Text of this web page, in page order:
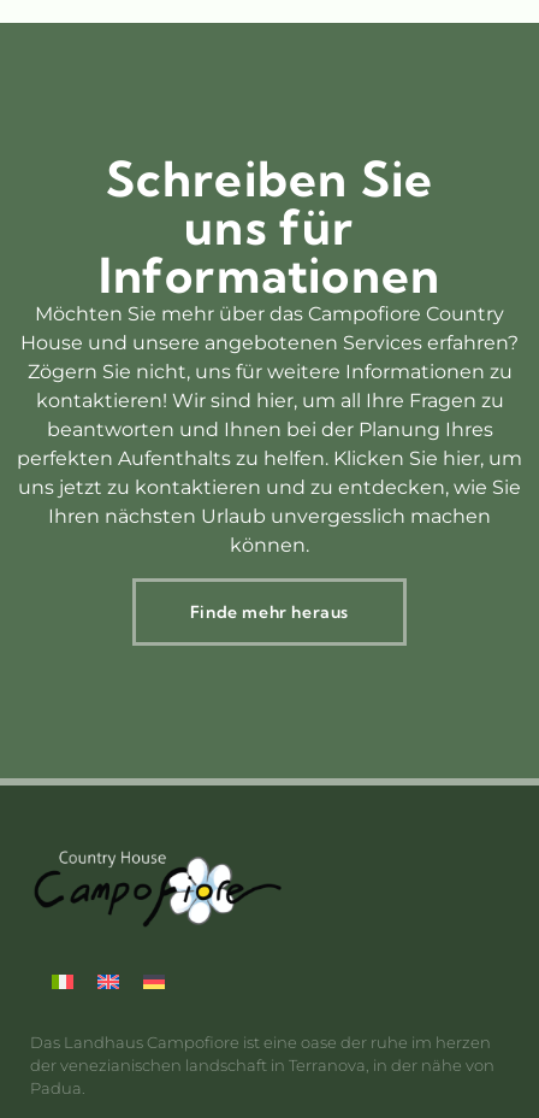
Schreiben Sie
uns für
Informationen
Möchten Sie mehr über das Campofiore Country
House und unsere angebotenen Services erfahren?
Zögern Sie nicht, uns für weitere Informationen zu
kontaktieren! Wir sind hier, um all Ihre Fragen zu
beantworten und Ihnen bei der Planung Ihres
perfekten Aufenthalts zu helfen. Klicken Sie hier, um
uns jetzt zu kontaktieren und zu entdecken, wie Sie
Ihren nächsten Urlaub unvergesslich machen
können.
Finde mehr heraus
Das Landhaus Campofiore ist eine oase der ruhe im herzen
der venezianischen landschaft in Terranova, in der nähe von
Padua.